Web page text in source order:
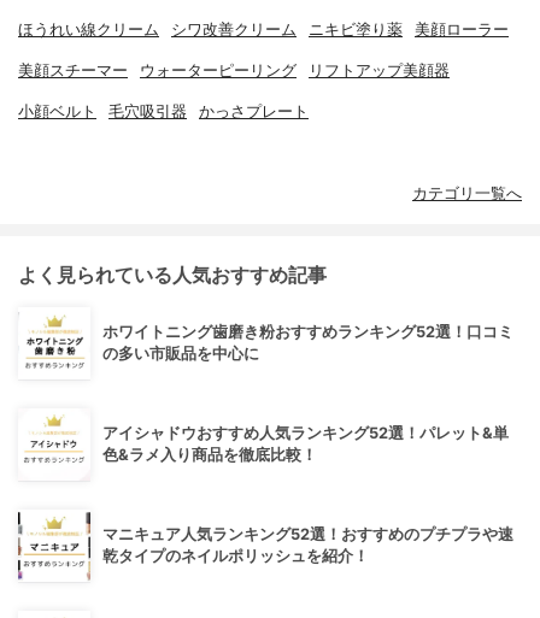
ほうれい線クリーム シワ改善クリーム ニキビ塗り薬 美顔ローラー
美顔スチーマー ウォーターピーリング リフトアップ美顔器
小顔ベルト 毛穴吸引器 かっさプレート
カテゴリ一覧へ
よく見られている人気おすすめ記事
ホワイトニング歯磨き粉おすすめランキング52選！口コミ
の多い市販品を中心に
アイシャドウおすすめ人気ランキング52選！パレット&単
色&ラメ入り商品を徹底比較！
マニキュア人気ランキング52選！おすすめのプチプラや速
乾タイプのネイルポリッシュを紹介！